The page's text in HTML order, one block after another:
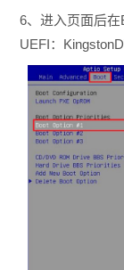
6、进入页面后
UEFI：